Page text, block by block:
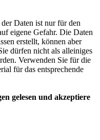
Daten ist nur für den
eigene Gefahr. Die Daten
erstellt, können aber
dürfen nicht als alleiniges
Verwenden Sie für die
für das entsprechende
gelesen und akzeptiere